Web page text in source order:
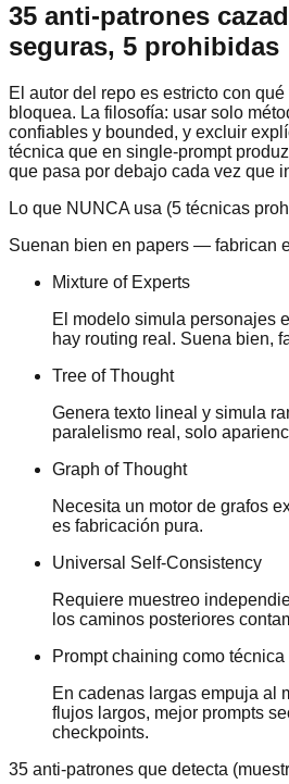
35 anti-patrones
seguras, 5 prohibidas
El autor del repo es estricto con
bloquea. La filosofía: usar solo
confiables y bounded, y excluir
técnica que en single-prompt
que pasa por debajo cada vez que
Lo que NUNCA usa (5 técnicas
Suenan bien en papers — fabrican
Mixture of Experts
El modelo simula personajes
hay routing real. Suena bien,
Tree of Thought
Genera texto lineal y simula
paralelismo real, solo
Graph of Thought
Necesita un motor de grafos
es fabricación pura.
Universal Self-Consistency
Requiere muestreo
los caminos posteriores
Prompt chaining como
En cadenas largas empuja al
flujos largos, mejor prompts
checkpoints.
35 anti-patrones que detecta